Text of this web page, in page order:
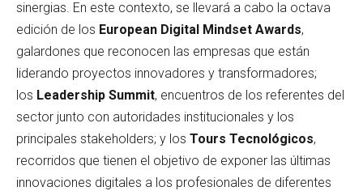
sinergias. En este contexto, se llevará a cabo la octava
edición de los European Digital Mindset Awards,
galardones que reconocen las empresas que están
liderando proyectos innovadores y transformadores;
los Leadership Summit, encuentros de los referentes del
sector junto con autoridades institucionales y los
principales stakeholders; y los Tours Tecnológicos,
recorridos que tienen el objetivo de exponer las últimas
innovaciones digitales a los profesionales de diferentes